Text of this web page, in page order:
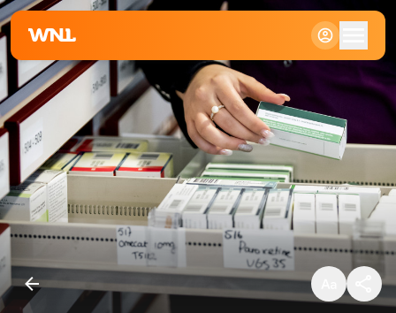
Klein
Standaard
Groot